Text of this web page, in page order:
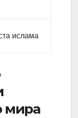
ислама
мира